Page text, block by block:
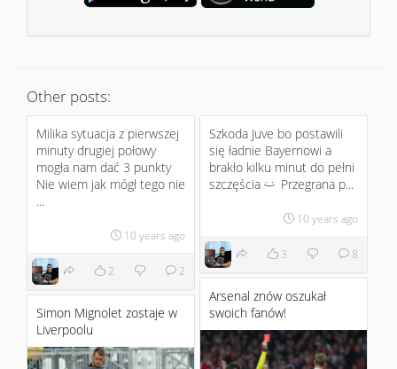
Other posts:
Milika sytuacja z pierwszej
minuty drugiej połowy
mogła nam dać 3 punkty
Nie wiem jak mógł tego nie
...
10 years ago
2 2
Szkoda Juve bo postawili
się ładnie Bayernowi a
brakło kilku minut do pełni
szczęścia :) Przegrana p...
10 years ago
3 8
Arsenal znów oszukał
swoich fanów!
Simon Mignolet zostaje w
Liverpoolu